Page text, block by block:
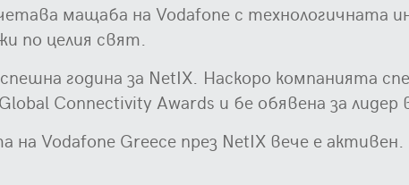
мащаба на Vodafone с технологичната
по целия свят.
година за NetIX. Наскоро компанията
Connectivity Awards и бе обявена за лидер
Vodafone Greece през NetIX вече е активен.